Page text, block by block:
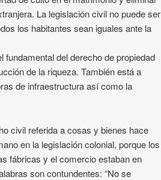
La legislación civil no puede ser
los habitantes sean iguales ante la
del derecho de propiedad
de la riqueza. También está a
de infraestructura así como la
civil referida a cosas y bienes hace
en la legislación colonial, porque los
fábricas y el comercio estaban en
son contundentes: “No se